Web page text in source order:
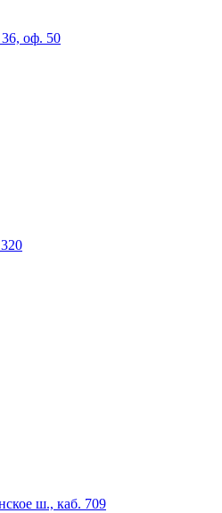
оф. 50
ш., каб. 709